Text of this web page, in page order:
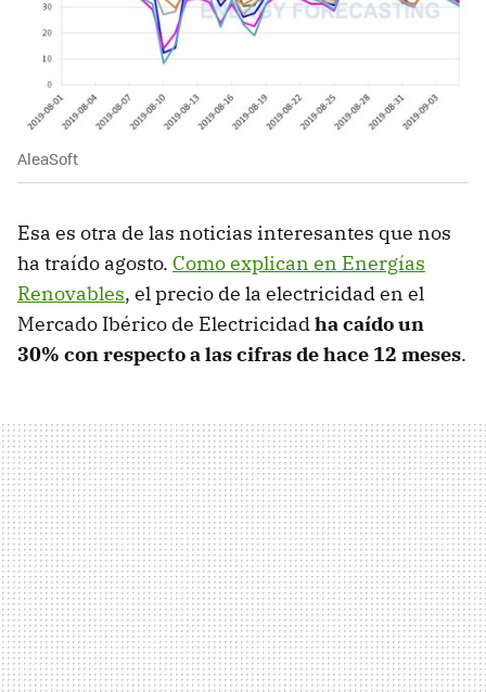
AleaSoft
Esa es otra de las noticias interesantes que nos
ha traído agosto. Como explican en Energías
Renovables, el precio de la electricidad en el
Mercado Ibérico de Electricidadha caído un
30% con respecto a las cifras de hace 12 meses.